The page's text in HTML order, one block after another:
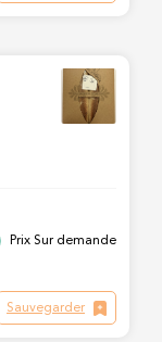
Prix Sur demande
Sauvegarder